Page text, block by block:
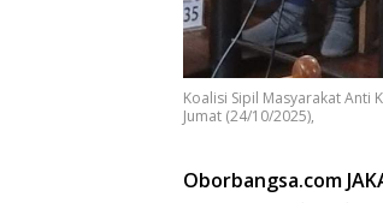
Koalisi Sipil Masyarakat Anti
Jumat (24/10/2025),
Oborbangsa.com